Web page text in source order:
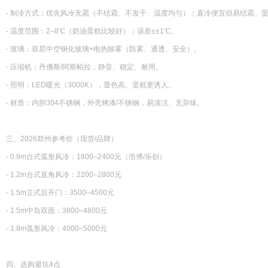
- 制冷方式：优先风冷无霜（不结霜、不发干、温度均匀）；直冷便宜但易结霜、蛋
- 温度范围：2–8℃（奶油蛋糕比较好）；误差≤±1℃。
- 玻璃：双层中空钢化玻璃+电热除雾（防雾、通透、安全）。
- 压缩机：丹佛斯/阿斯帕拉，静音、稳定、耐用。
- 照明：LED暖光（3000K），显色高、蛋糕更诱人。
- 材质：内胆304不锈钢，外壳烤漆/不锈钢，易清洁、无异味。
三、2026郑州参考价（现货/品牌）
- 0.9m台式弧形风冷：1800–2400元（浩博/乐创）
- 1.2m台式直角风冷：2200–2800元
- 1.5m立式后开门：3500–4500元
- 1.5m中岛双面：3800–4800元
- 1.8m弧形风冷：4000–5000元
四、选购避坑4点